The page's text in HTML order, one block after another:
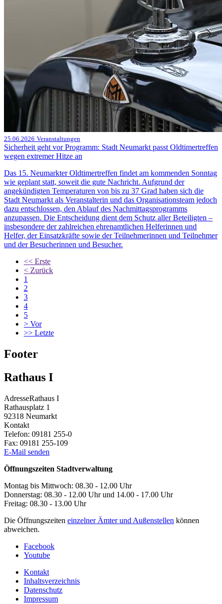
25.06.2026 Veranstaltungen
Sicherheit geht vor Programm: Stadt Neumarkt passt Oldtimertreffen
wegen extremer Hitze an
Das 15. Neumarkter Oldtimertreffen findet am kommenden Sonntag
wie geplant statt, soweit die gute Nachricht. Aufgrund der
angekündigten Temperaturen von bis zu 37 Grad haben sich die
Stadt Neumarkt als Veranstalterin und das Organisationsteam jedoch
dazu entschlossen, den Ablauf des Nachmittagsprogramms
anzupassen. Die Entscheidung dient dem Schutz aller Beteiligten –
insbesondere der zahlreichen ehrenamtlichen Helferinnen und
Helfer, der Einsatzkräfte sowie der Teilnehmerinnen und Teilnehmer
und der Besucherinnen und Besucher.
<< Erste
< Zurück
1
2
3
4
5
> Vor
>> Letzte
Footer
Rathaus I
AdresseRathaus I
Rathausplatz 1
92318 Neumarkt
Kontakt
Telefon: 09181 255-0
Fax: 09181 255-109
E-Mail senden
Öffnungszeiten Stadtverwaltung
Montag bis Mittwoch: 08.30 - 12.00 Uhr
Donnerstag: 08.30 - 12.00 Uhr und 14.00 - 17.00 Uhr
Freitag: 08.30 - 13.00 Uhr
Die Öffnungszeiten einzelner Ämter und Außenstellen können
abweichen.
Facebook
Youtube
Kontakt
Inhaltsverzeichnis
Datenschutz
Impressum